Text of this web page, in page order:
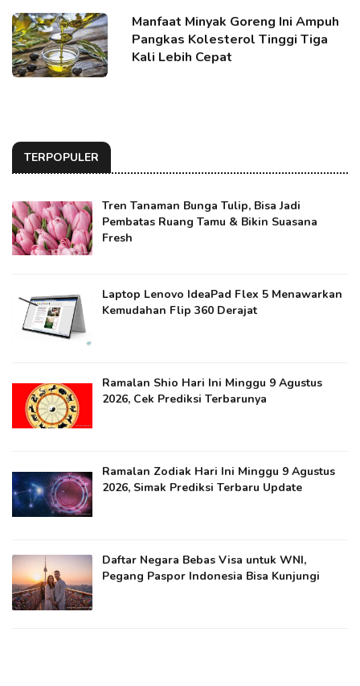
Manfaat Minyak Goreng Ini Ampuh
Pangkas Kolesterol Tinggi Tiga
Kali Lebih Cepat
TERPOPULER
Tren Tanaman Bunga Tulip, Bisa Jadi
Pembatas Ruang Tamu & Bikin Suasana
Fresh
Laptop Lenovo IdeaPad Flex 5 Menawarkan
Kemudahan Flip 360 Derajat
Ramalan Shio Hari Ini Minggu 9 Agustus
2026, Cek Prediksi Terbarunya
Ramalan Zodiak Hari Ini Minggu 9 Agustus
2026, Simak Prediksi Terbaru Update
Daftar Negara Bebas Visa untuk WNI,
Pegang Paspor Indonesia Bisa Kunjungi